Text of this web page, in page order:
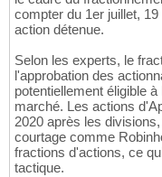
compter du 1er juillet,
action détenue.
Selon les experts, le
l'approbation des
potentiellement éligible
marché. Les actions
2020 après les
courtage comme
fractions d'actions, ce
tactique.